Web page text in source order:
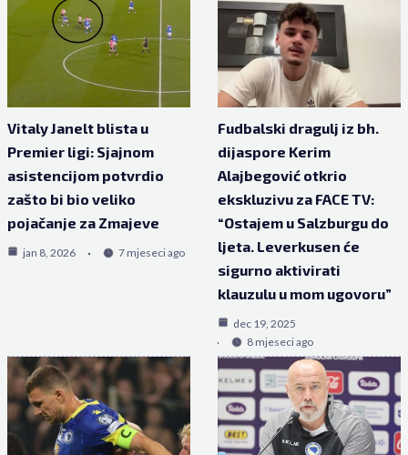
Vitaly Janelt blista u
Premier ligi: Sjajnom
asistencijom potvrdio
zašto bi bio veliko
pojačanje za Zmajeve
jan 8, 2026 7 mjeseci ago
Fudbalski dragulj iz bh.
dijaspore Kerim
Alajbegović otkrio
ekskluzivu za FACE TV:
“Ostajem u Salzburgu do
ljeta. Leverkusen će
sigurno aktivirati
klauzulu u mom ugovoru”
dec 19, 2025
8 mjeseci ago